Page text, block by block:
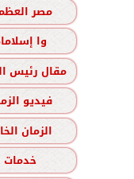
مصر
وا
مقال رئيس
فيديو
الزمان
خدمات